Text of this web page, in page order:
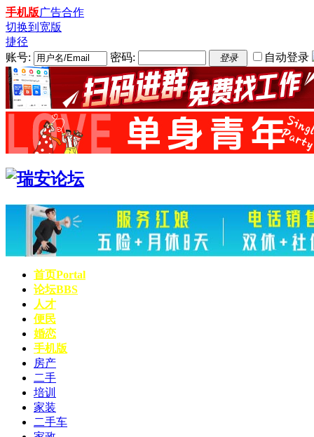
手机版广告合作
切换到宽版
捷径
账号:
密码: 登录 自动登录
首页Portal
论坛BBS
人才
便民
婚恋
手机版
房产
二手
培训
家装
二手车